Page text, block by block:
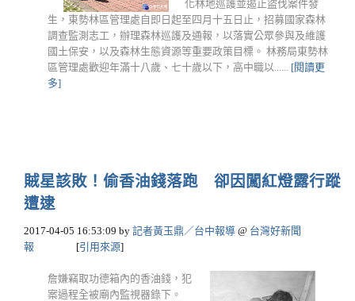
化林地巡護並遏止盜伐案件發
生，東勢林區管理處自即日起至四月十五日止，招募國家森林
調查監測志工，辦理森林巡護及通報，以落實公眾參與及維護
國土保安，以及森林生態資源等重要政策目標。 林務局東勢林
區管理處歡迎年滿十八歲、七十歲以下，高中職以...... [閱讀更
多]
賊星該敗！偷香油錢落跑 卻因闖紅燈露行蹤
遭逮
2017-04-05 16:53:09 by 記者黃玉鼎／台中報導 @ 台灣好新聞
報
[引用來源]
詹嫌竊取功德箱內的香油錢，犯
案過程全被廟內監視器錄下。